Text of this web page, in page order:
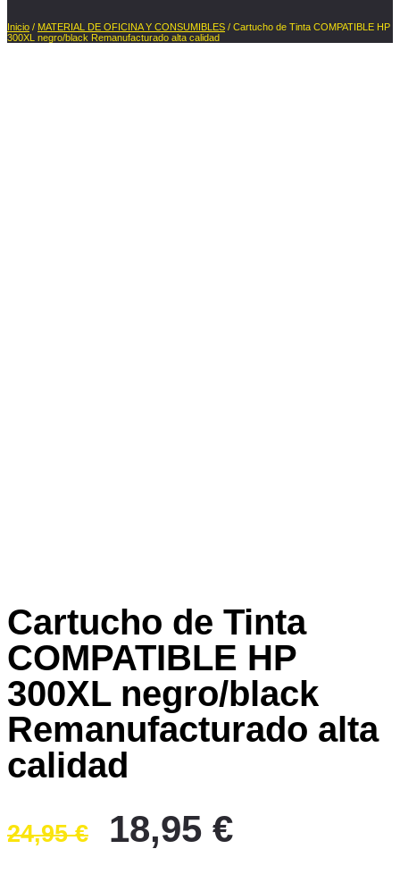
Inicio / MATERIAL DE OFICINA Y CONSUMIBLES / Cartucho de Tinta COMPATIBLE HP
300XL negro/black Remanufacturado alta calidad
Cartucho de Tinta
COMPATIBLE HP
300XL negro/black
Remanufacturado alta
calidad
24,95€
El
precio
18,95 €El